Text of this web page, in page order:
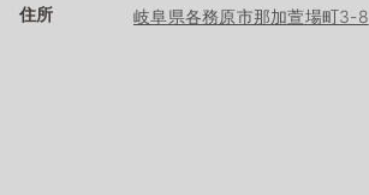
住所 岐阜県各務原市那加萱場町3-8